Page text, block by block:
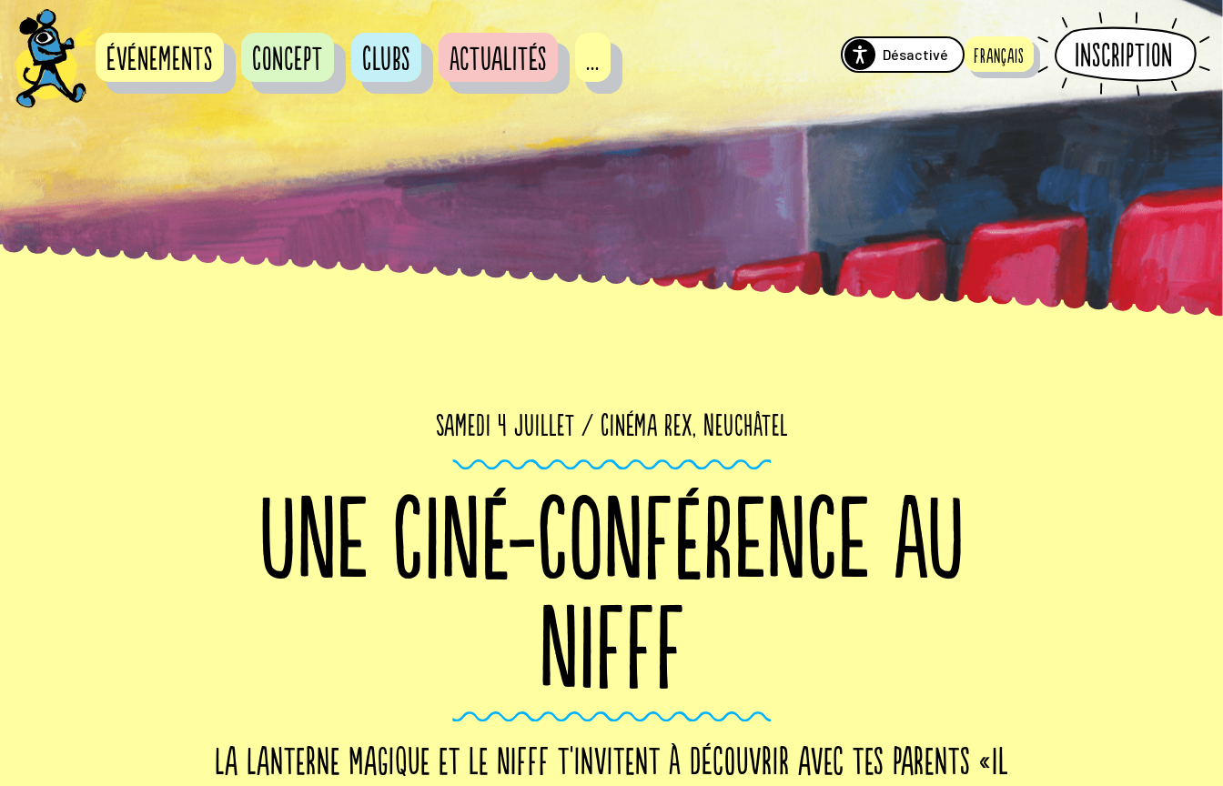
Désactivé Français Inscription
événements Concept Clubs Actualités ...
Samedi 4 juillet / Cinéma Rex, Neuchâtel
UNE CINÉ-CONFÉRENCE AU
NIFFF
La Lanterne Magique et le NIFFF t'invitent à découvrir avec tes parents «Il